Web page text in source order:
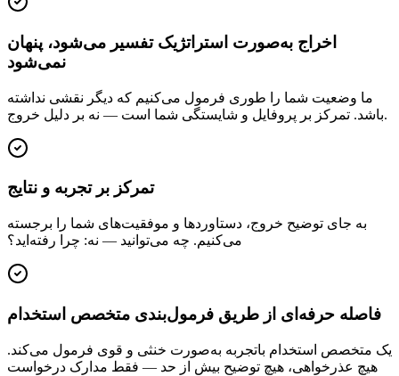
اخراج به‌صورت استراتژیک تفسیر می‌شود، پنهان
نمی‌شود
ما وضعیت شما را طوری فرمول می‌کنیم که دیگر نقشی نداشته
باشد. تمرکز بر پروفایل و شایستگی شما است — نه بر دلیل خروج.
تمرکز بر تجربه و نتایج
به جای توضیح خروج، دستاوردها و موفقیت‌های شما را برجسته
می‌کنیم. چه می‌توانید — نه: چرا رفته‌اید؟
فاصله حرفه‌ای از طریق فرمول‌بندی متخصص استخدام
یک متخصص استخدام باتجربه به‌صورت خنثی و قوی فرمول می‌کند.
هیچ عذرخواهی، هیچ توضیح بیش از حد — فقط مدارک درخواست